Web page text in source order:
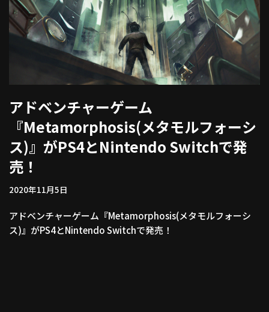
アドベンチャーゲーム
『Metamorphosis(メタモルフォーシ
ス)』がPS4とNintendo Switchで発
売！
2020年11月5日
アドベンチャーゲーム『Metamorphosis(メタモルフォーシ
ス)』がPS4とNintendo Switchで発売！